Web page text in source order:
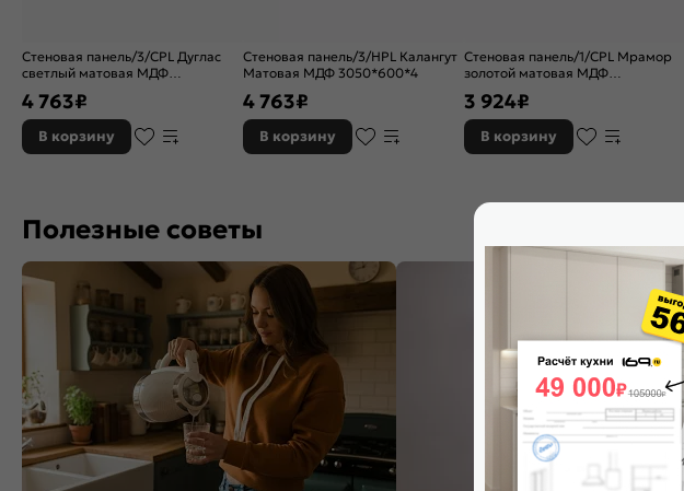
Стеновая панель/3/CPL Дуглас
светлый матовая МДФ
4 763₽
В корзину
Стеновая панель/3/HPL Калангут
Матовая МДФ 3050*600*4
4 763₽
В корзину
Стеновая панель/1/CPL Мрамор
золотой матовая МДФ
3 924₽
В корзину
Полезные советы